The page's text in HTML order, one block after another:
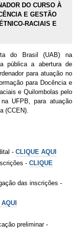
DO CURSO À
E GESTÃO
RACIAIS E
do Brasil (UAB) na
pública a abertura de
para atuação no
para Docência e
e Quilombolas pelo
UFPB, para atuação
(CCEN).
- CLIQUE AQUI
- CLIQUE
das inscrições -
preliminar -